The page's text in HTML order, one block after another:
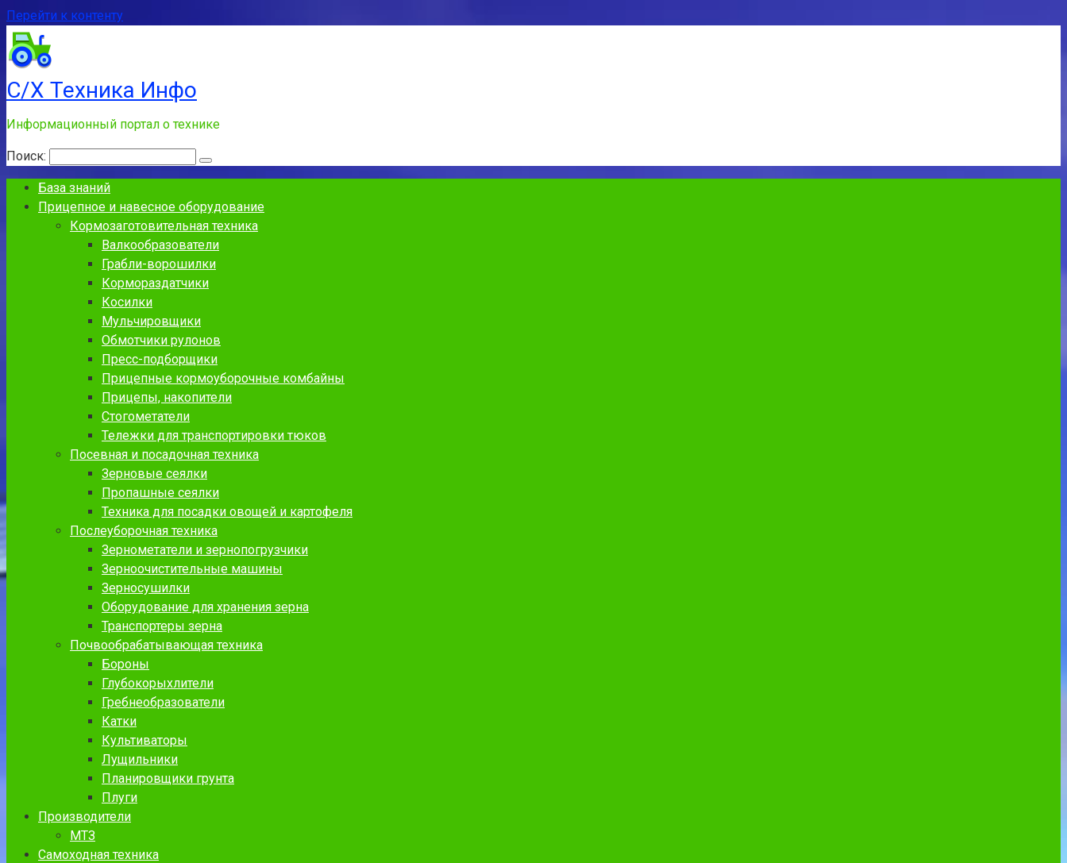
Перейти к контенту
С/Х Техника Инфо
Информационный портал о технике
Поиск:
База знаний
Прицепное и навесное оборудование
Кормозаготовительная техника
Валкообразователи
Грабли-ворошилки
Кормораздатчики
Косилки
Мульчировщики
Обмотчики рулонов
Пресс-подборщики
Прицепные кормоуборочные комбайны
Прицепы, накопители
Стогометатели
Тележки для транспортировки тюков
Посевная и посадочная техника
Зерновые сеялки
Пропашные сеялки
Техника для посадки овощей и картофеля
Послеуборочная техника
Зернометатели и зернопогрузчики
Зерноочистительные машины
Зерносушилки
Оборудование для хранения зерна
Транспортеры зерна
Почвообрабатывающая техника
Бороны
Глубокорыхлители
Гребнеобразователи
Катки
Культиваторы
Лущильники
Планировщики грунта
Плуги
Производители
МТЗ
Самоходная техника